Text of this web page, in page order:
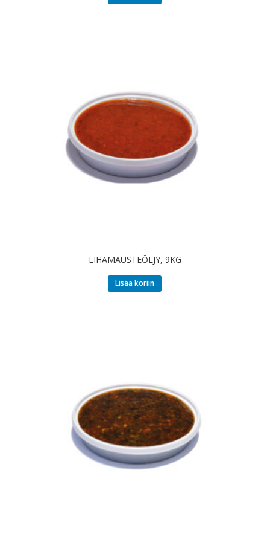
LIHAMAUSTEÖLJY, 9KG
Lisää koriin